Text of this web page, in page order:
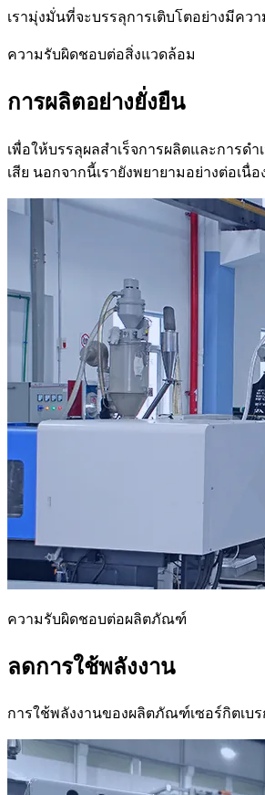
เรามุ่งมั่นที่จะบรรลุการเติบโตอย่างมีค
ความรับผิดชอบต่อสิ่งแวดล้อม
การผลิตอย่างยั่งยืน
เพื่อให้บรรลุผลสำเร็จการผลิตและการ
เสีย นอกจากนี้เรายังพยายามอย่างต่อเนื่
ความรับผิดชอบต่อผลิตภัณฑ์
ลดการใช้พลังงาน
การใช้พลังงานของผลิตภัณฑ์เซอร์กิตเบ